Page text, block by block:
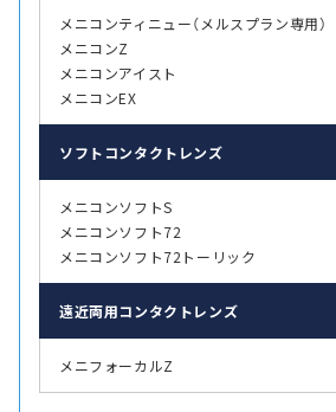
メニコンティニュー（メルスプラン専用）
メニコンZ
メニコンアイスト
メニコンEX
ソフト コンタクトレンズ
メニコンソフトS
メニコンソフト72
メニコンソフト72トーリック
遠近両用コンタクトレンズ
メニフォーカルZ